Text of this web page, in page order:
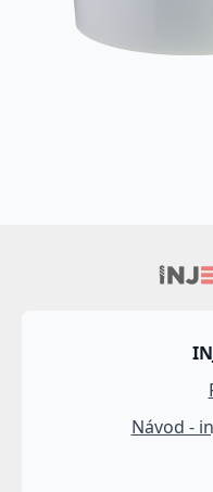
Návod -